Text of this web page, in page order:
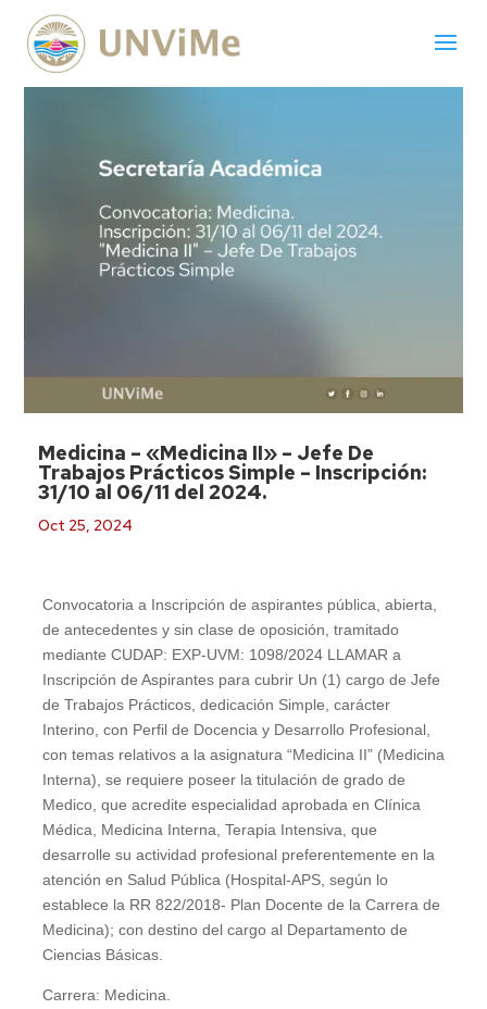
Medicina – «Medicina II» – Jefe De
Trabajos Prácticos Simple – Inscripción:
31/10 al 06/11 del 2024.
Oct 25, 2024
Convocatoria a Inscripción de aspirantes pública, abierta,
de antecedentes y sin clase de oposición, tramitado
mediante CUDAP: EXP-UVM: 1098/2024 LLAMAR a
Inscripción de Aspirantes para cubrir Un (1) cargo de Jefe
de Trabajos Prácticos, dedicación Simple, carácter
Interino, con Perfil de Docencia y Desarrollo Profesional,
con temas relativos a la asignatura “Medicina II” (Medicina
Interna), se requiere poseer la titulación de grado de
Medico, que acredite especialidad aprobada en Clínica
Médica, Medicina Interna, Terapia Intensiva, que
desarrolle su actividad profesional preferentemente en la
atención en Salud Pública (Hospital-APS, según lo
establece la RR 822/2018- Plan Docente de la Carrera de
Medicina); con destino del cargo al Departamento de
Ciencias Básicas.
Carrera: Medicina.